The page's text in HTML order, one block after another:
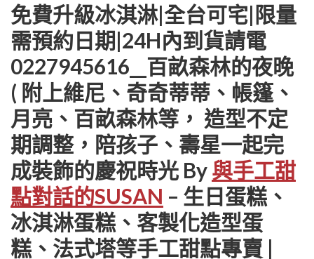
免費升級冰淇淋|全台可宅|限量
需預約日期|24H內到貨請電
0227945616__百畝森林的夜晚
( 附上維尼、奇奇蒂蒂、帳篷、
月亮、百畝森林等， 造型不定
期調整，陪孩子、壽星一起完
成裝飾的慶祝時光 By與手工甜
點對話的SUSAN – 生日蛋糕、
冰淇淋蛋糕、客製化造型蛋
糕、法式塔等手工甜點專賣 |